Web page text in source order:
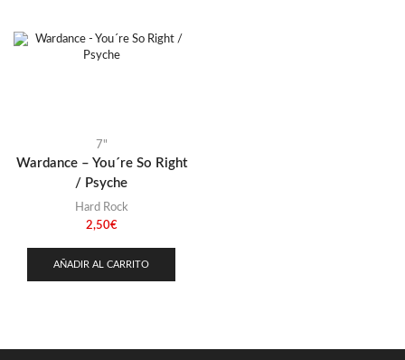
7"
Wardance – You´re So Right
/ Psyche
Hard Rock
2,50€
AÑADIR AL CARRITO